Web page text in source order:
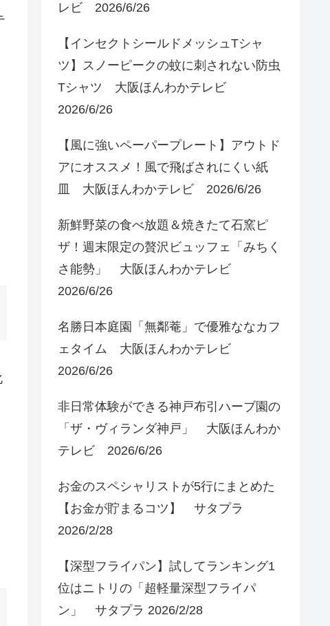
レビ 2026/6/26
【インセクトシールドメッシュTシャ
ツ】スノーピークの蚊に刺されない防虫
Tシャツ 大阪ほんわかテレビ
2026/6/26
【風に強いペーパープレート】アウトド
アにオススメ！風で飛ばされにくい紙
皿 大阪ほんわかテレビ 2026/6/26
新鮮野菜の食べ放題＆焼きたて石窯ピ
ザ！週末限定の贅沢ビュッフェ「みちく
さ能勢」 大阪ほんわかテレビ
2026/6/26
名勝日本庭園「無鄰菴」で優雅ななカフ
ェタイム 大阪ほんわかテレビ
2026/6/26
非日常体験ができる神戸布引ハーブ園の
「ザ・ヴィランダ神戸」 大阪ほんわか
テレビ 2026/6/26
お金のスペシャリストが5行にまとめた
【お金が貯まるコツ】 サタプラ
2026/2/28
【深型フライパン】試してランキング1
位はニトリの「超軽量深型フライパ
ン」 サタプラ 2026/2/28